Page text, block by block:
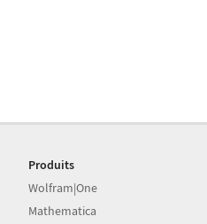
Produits
Wolfram|One
Mathematica